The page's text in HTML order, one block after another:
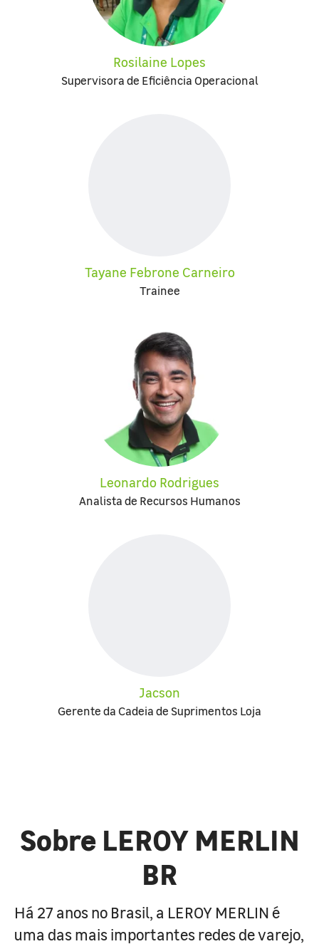
Rosilaine Lopes
Supervisora de Eficiência Operacional
Tayane Febrone Carneiro
Trainee
Leonardo Rodrigues
Analista de Recursos Humanos
Jacson
Gerente da Cadeia de Suprimentos Loja
Sobre LEROY MERLIN
BR
Há 27 anos no Brasil, a LEROY MERLIN é
uma das mais importantes redes de varejo,